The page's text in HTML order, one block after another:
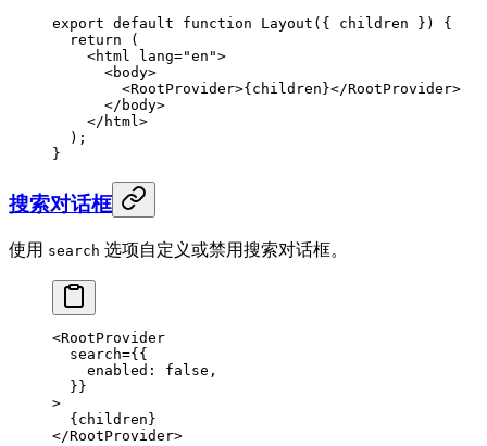
export default function Layout ({ children }) {
  return
(
    <
html lang="en">
      <
body>
        <
RootProvider>{children}</RootProvider>
      </
body>
    </
html >
  );
}
搜索对话框
使用 search 选项自定义或禁用搜索对话框。
<RootProvider
  search
={{
    enabled:
false ,
  }}
>
  {children}
</RootProvider>